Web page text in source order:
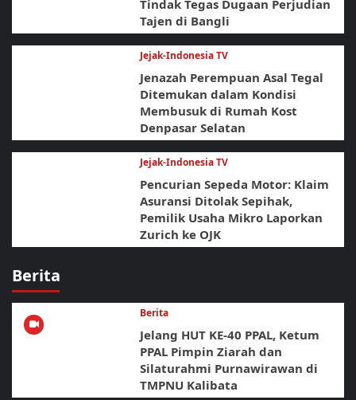
Tindak Tegas Dugaan Perjudian
Tajen di Bangli
Jejak-Indonesia TV
Jenazah Perempuan Asal Tegal
Ditemukan dalam Kondisi
Membusuk di Rumah Kost
Denpasar Selatan
Jejak-Indonesia TV
Pencurian Sepeda Motor: Klaim
Asuransi Ditolak Sepihak,
Pemilik Usaha Mikro Laporkan
Zurich ke OJK
Berita
Berita
Jelang HUT KE-40 PPAL, Ketum
PPAL Pimpin Ziarah dan
Silaturahmi Purnawirawan di
TMPNU Kalibata